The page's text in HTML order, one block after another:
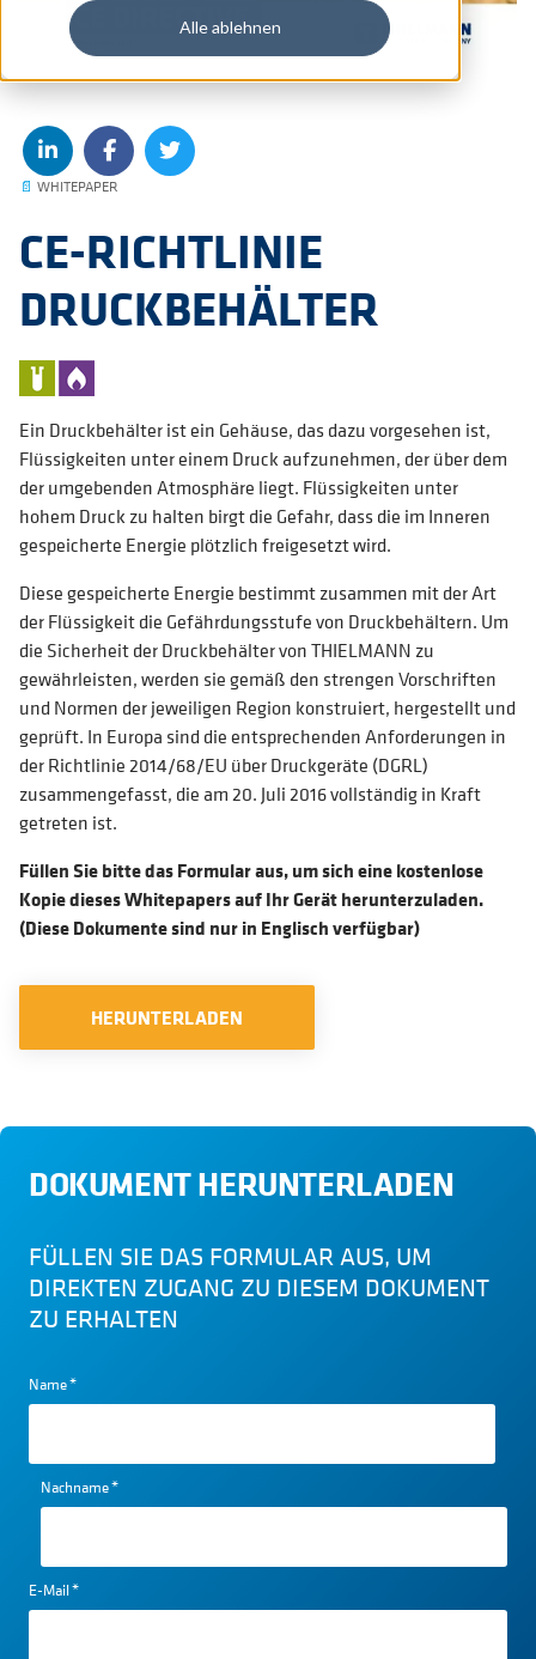
Alle ablehnen
📄 WHITEPAPER
CE-RICHTLINIE
DRUCKBEHÄLTER
Ein Druckbehälter ist ein Gehäuse, das dazu vorgesehen ist,
Flüssigkeiten unter einem Druck aufzunehmen, der über dem
der umgebenden Atmosphäre liegt. Flüssigkeiten unter
hohem Druck zu halten birgt die Gefahr, dass die im Inneren
gespeicherte Energie plötzlich freigesetzt wird.
Diese gespeicherte Energie bestimmt zusammen mit der Art
der Flüssigkeit die Gefährdungsstufe von Druckbehältern. Um
die Sicherheit der Druckbehälter von THIELMANN zu
gewährleisten, werden sie gemäß den strengen Vorschriften
und Normen der jeweiligen Region konstruiert, hergestellt und
geprüft. In Europa sind die entsprechenden Anforderungen in
der Richtlinie 2014/68/EU über Druckgeräte (DGRL)
zusammengefasst, die am 20. Juli 2016 vollständig in Kraft
getreten ist.
Füllen Sie bitte das Formular aus, um sich eine kostenlose
Kopie dieses Whitepapers auf Ihr Gerät herunterzuladen.
(Diese Dokumente sind nur in Englisch verfügbar)
HERUNTERLADEN
DOKUMENT HERUNTERLADEN
FÜLLEN SIE DAS FORMULAR AUS, UM
DIREKTEN ZUGANG ZU DIESEM DOKUMENT
ZU ERHALTEN
Name*
Nachname*
E-Mail*